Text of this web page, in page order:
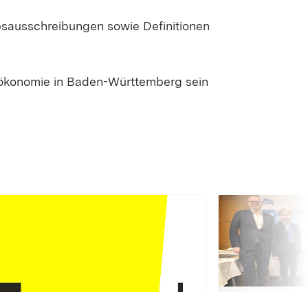
sowie Definitionen
in Baden-Württemberg sein